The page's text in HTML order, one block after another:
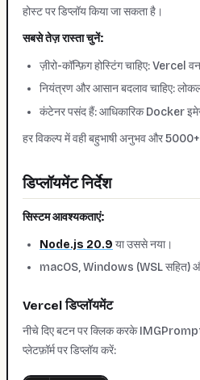
होस्ट पर डिप्लॉय किया जा सकता है।
सबसे तेज़ रास्ता चुनें:
ज़ीरो-कॉन्फ़िग होस्टिंग चाहिए: Vercel
नियंत्रण और आसान बदलाव चाहिए:
कंटेनर पसंद हैं: आधिकारिक Docker
हर विकल्प में वही बहुभाषी अनुभव और 5000+
डिप्लॉयमेंट निर्देश
सिस्टम आवश्यकताएं:
Node.js 20.9 या उससे नया।
macOS, Windows (WSL सहित)
Vercel डिप्लॉयमेंट
नीचे दिए बटन पर क्लिक करके
प्लेटफ़ॉर्म पर डिप्लॉय करें: